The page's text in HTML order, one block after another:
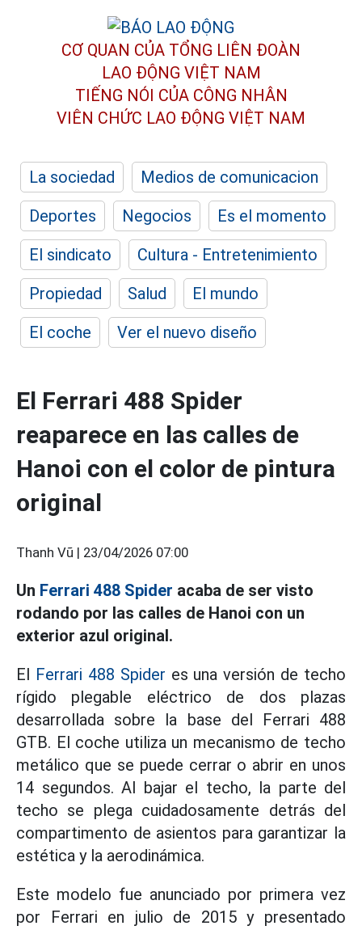
CƠ QUAN CỦA TỔNG LIÊN ĐOÀN
LAO ĐỘNG VIỆT NAM
TIẾNG NÓI CỦA CÔNG NHÂN
VIÊN CHỨC LAO ĐỘNG VIỆT NAM
La sociedad
Medios de comunicacion
Deportes
Negocios
Es el momento
El sindicato
Cultura - Entretenimiento
Propiedad
Salud
El mundo
El coche
Ver el nuevo diseño
El Ferrari 488 Spider
reaparece en las calles de
Hanoi con el color de pintura
original
Thanh Vũ | 23/04/2026 07:00
Un Ferrari 488 Spider acaba de ser visto
rodando por las calles de Hanoi con un
exterior azul original.
El Ferrari 488 Spider es una versión de techo
rígido plegable eléctrico de dos plazas
desarrollada sobre la base del Ferrari 488
GTB. El coche utiliza un mecanismo de techo
metálico que se puede cerrar o abrir en unos
14 segundos. Al bajar el techo, la parte del
techo se plega cuidadosamente detrás del
compartimento de asientos para garantizar la
estética y la aerodinámica.
Este modelo fue anunciado por primera vez
por Ferrari en julio de 2015 y presentado